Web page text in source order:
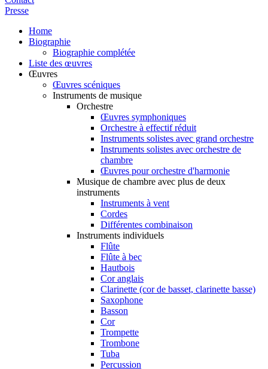
Presse
Home
Biographie
Biographie complétée
Liste des œuvres
Œuvres
Œuvres scéniques
Instruments de musique
Orchestre
Œuvres symphoniques
Orchestre à effectif réduit
Instruments solistes avec grand orchestre
Instruments solistes avec orchestre de
chambre
Œuvres pour orchestre d'harmonie
Musique de chambre avec plus de deux
instruments
Instruments à vent
Cordes
Différentes combinaison
Instruments individuels
Flûte
Flûte à bec
Hautbois
Cor anglais
Clarinette (cor de basset, clarinette basse)
Saxophone
Basson
Cor
Trompette
Trombone
Tuba
Percussion